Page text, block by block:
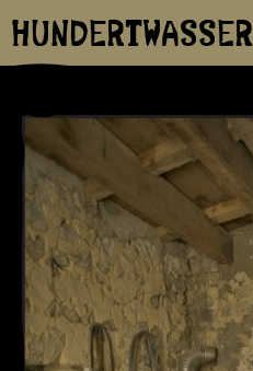
HUNDERTWASSER